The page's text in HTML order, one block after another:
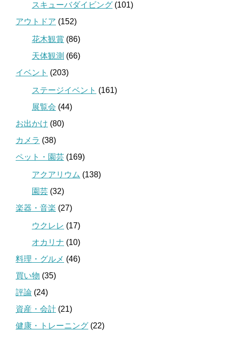
スキューバダイビング (101)
アウトドア (152)
花木観賞 (86)
天体観測 (66)
イベント (203)
ステージイベント (161)
展覧会 (44)
お出かけ (80)
カメラ (38)
ペット・園芸 (169)
アクアリウム (138)
園芸 (32)
楽器・音楽 (27)
ウクレレ (17)
オカリナ (10)
料理・グルメ (46)
買い物 (35)
評論 (24)
資産・会計 (21)
健康・トレーニング (22)